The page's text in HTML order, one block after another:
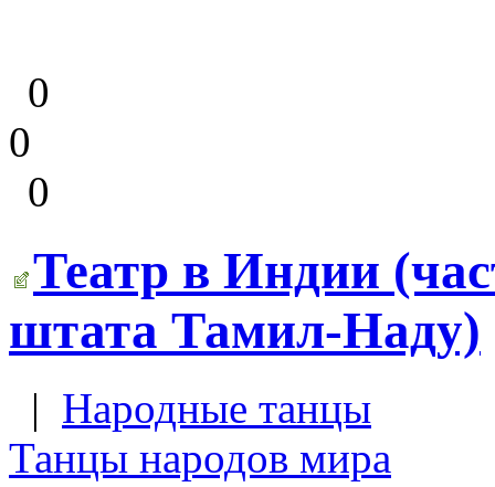
0
0
0
Театр в Индии
штата Тамил-Наду)
| Народные танцы
Танцы народов мира